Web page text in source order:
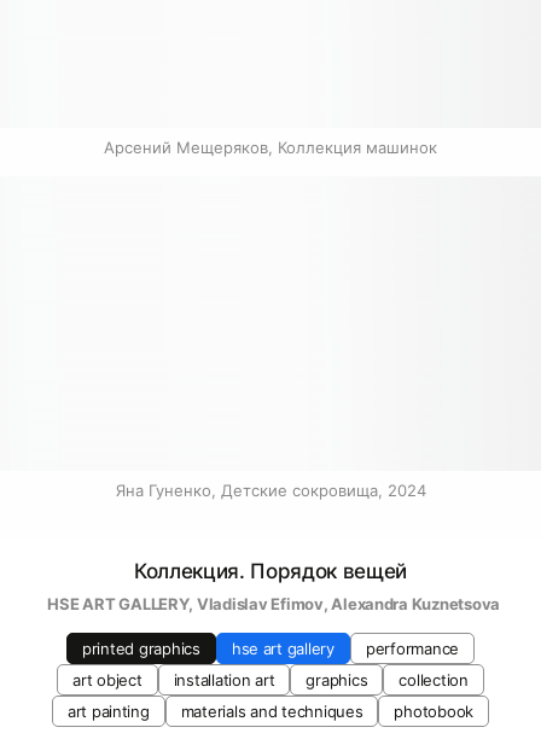
Арсений Мещеряков, Коллекция машинок
Яна Гуненко, Детские сокровища, 2024
Коллекция. Порядок вещей
  HSE ART GALLERY
, Vladislav Efimov, Alexandra Kuznetsova
printed graphics hse art gallery
performance
art object
installation art graphics
collection
art painting
materials and techniques photobook